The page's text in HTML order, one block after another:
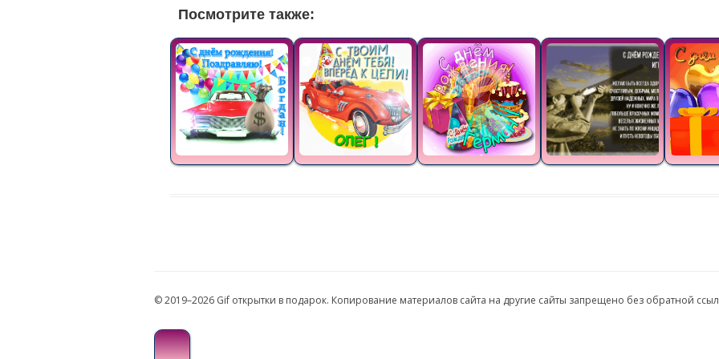
Посмотрите также:
© 2019–2026 Gif открытки в подарок. Копирование материалов сайта на другие сайты запрещено без обратной